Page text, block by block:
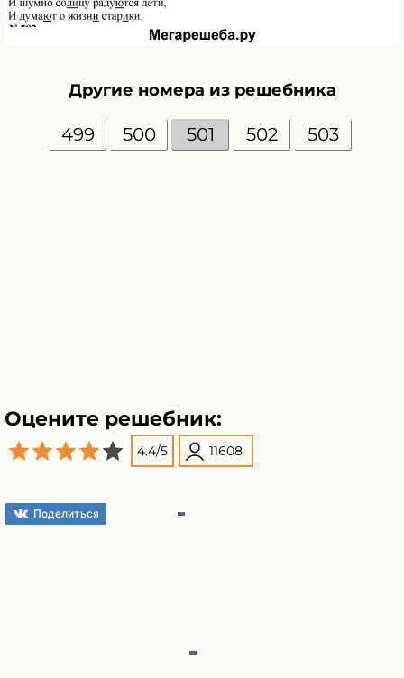
Другие номера из решебника
499 500 501 502 503
Оцените решебник:
4.4/5 11608
Поделиться